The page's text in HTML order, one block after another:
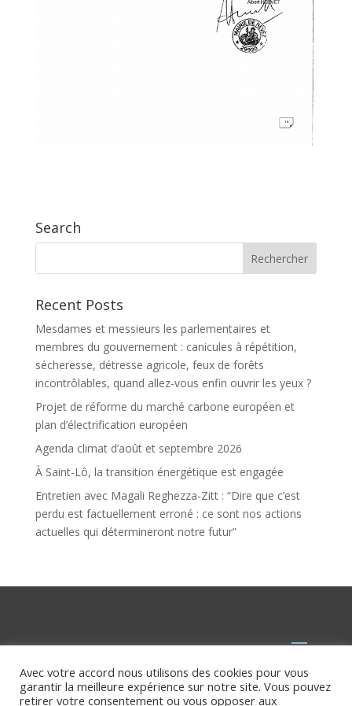
Search
Recent Posts
Mesdames et messieurs les parlementaires et
membres du gouvernement : canicules à répétition,
sécheresse, détresse agricole, feux de forêts
incontrôlables, quand allez-vous enfin ouvrir les yeux ?
Projet de réforme du marché carbone européen et
plan d’électrification européen
Agenda climat d’août et septembre 2026
À Saint-Lô, la transition énergétique est engagée
Entretien avec Magali Reghezza-Zitt : “Dire que c’est
perdu est factuellement erroné : ce sont nos actions
actuelles qui détermineront notre futur”
Avec votre accord nous utilisons des cookies pour vous
garantir la meilleure expérience sur notre site. Vous pouvez
retirer votre consentement ou vous opposer aux